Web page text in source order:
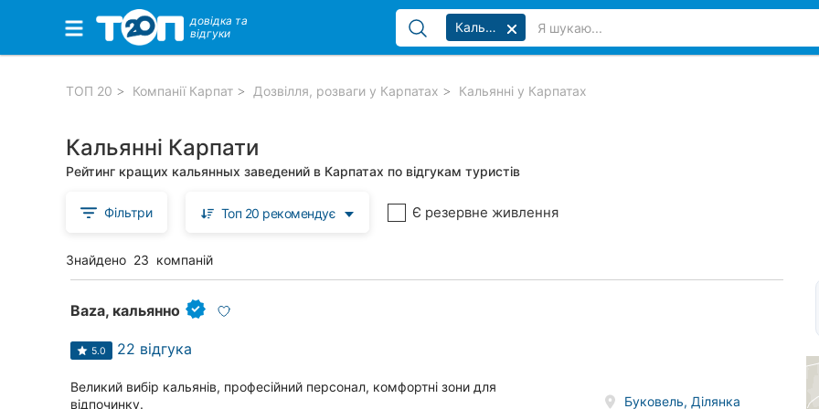
Популярні рубрики:
Сауни, бані та СПА
Басейни
Кальянні
Бази відпочинку
довідка та
відгуки
Кальянні
ТОП 20 Компанії Карпат Дозвілля, розваги у Карпатах Кальянні у Карпатах
Кальянні Карпати
Рейтинг кращих кальянных заведений в Карпатах по відгукам туристів
Фільтри Топ 20 рекомендує Є резервне живлення
Знайдено 23 компаній
Baza, кальянно
5.0 22 відгука
Великий вибір кальянів, професійний персонал, комфортні зони для
відпочинку.
Буковель, Ділянка